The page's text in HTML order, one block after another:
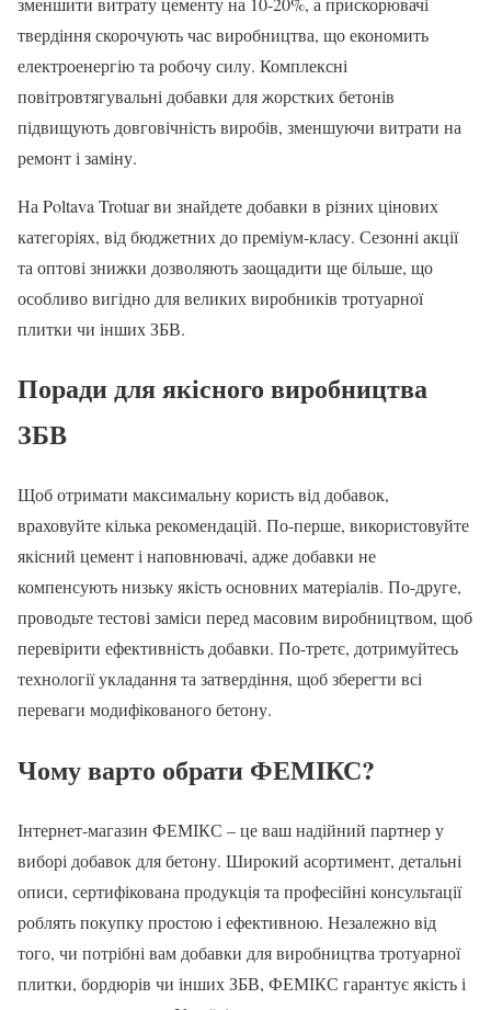
твердіння скорочують час виробництва, що економить
електроенергію та робочу силу. Комплексні
повітровтягувальні добавки для жорстких бетонів
підвищують довговічність виробів, зменшуючи витрати на
ремонт і заміну.
На Poltava Trotuar ви знайдете добавки в різних цінових
категоріях, від бюджетних до преміум-класу. Сезонні акції
та оптові знижки дозволяють заощадити ще більше, що
особливо вигідно для великих виробників тротуарної
плитки чи інших ЗБВ.
Поради для якісного виробництва
ЗБВ
Щоб отримати максимальну користь від добавок,
враховуйте кілька рекомендацій. По-перше, використовуйте
якісний цемент і наповнювачі, адже добавки не
компенсують низьку якість основних матеріалів. По-друге,
проводьте тестові заміси перед масовим виробництвом, щоб
перевірити ефективність добавки. По-третє, дотримуйтесь
технології укладання та затвердіння, щоб зберегти всі
переваги модифікованого бетону.
Чому варто обрати ФЕМІКС?
Інтернет-магазин ФЕМІКС – це ваш надійний партнер у
виборі добавок для бетону. Широкий асортимент, детальні
описи, сертифікована продукція та професійні консультації
роблять покупку простою і ефективною. Незалежно від
того, чи потрібні вам добавки для виробництва тротуарної
плитки, бордюрів чи інших ЗБВ, ФЕМІКС гарантує якість і